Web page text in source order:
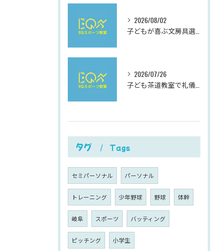
2026/08/02
2026/07/26
タグ Tags
セミパーソナル パーソナル
トレーニング 少年野球 野球 体幹
岐阜 スポーツ バッティング
ピッチング 小学生